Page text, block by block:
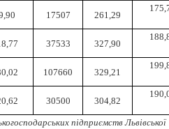
17507 261,29
37533 327,90
107660 329,21
30500 304,82
підприємств Львівської